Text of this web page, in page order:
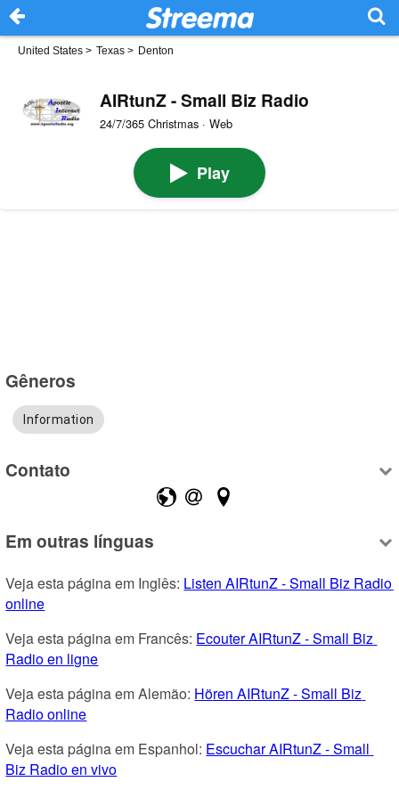
United States > Texas > Denton
AIRtunZ - Small Biz Radio
24/7/365 Christmas · Web
Play
Gêneros
Information
Contato
Em outras línguas
Veja esta página em Inglês: Listen AIRtunZ - Small Biz Radio
online
Veja esta página em Francês: Ecouter AIRtunZ - Small Biz
Radio en ligne
Veja esta página em Alemão: Hören AIRtunZ - Small Biz
Radio online
Veja esta página em Espanhol: Escuchar AIRtunZ - Small
Biz Radio en vivo